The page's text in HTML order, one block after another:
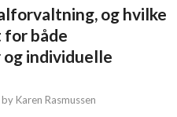
og hvilke
både
individuelle
by Karen Rasmussen